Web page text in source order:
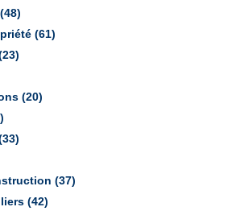
(61)
(20)
(37)
(42)